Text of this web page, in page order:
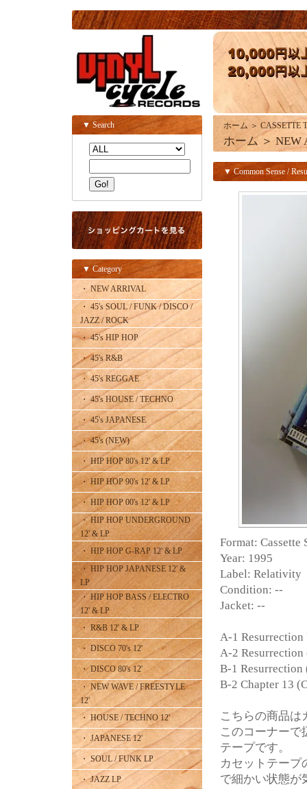
▼ Search
▼ Category
・ NEW ARRIVAL
・ 45's SOUL / FUNK / DISCO /
JAZZ / ROCK
・ 45's HIP HOP
・ 45's R&B
・ 45's REGGAE
・ 45's HOUSE / TECHNO
・ 45's JAPANESE
・ 45's (NEW)
・ HIP HOP 80's 12' & LP
・ HIP HOP 90's 12' & LP
・ HIP HOP 00's 12' & LP
・ HIP HOP UNDERGROUND
12' & LP
・ HIP HOP G-RAP 12' & LP
・ HIP HOP JAPANESE 12' &
LP
・ HIP HOP BASS / ELECTRO
12' & LP
・ R&B 12' & LP
・ DISCO 70's 12'
・ DISCO 80's 12'
・ NEW WAVE / FREESTYLE
12'
・ HOUSE / TECHNO 12'
・ JAPANESE 12'
・ SOUL / FUNK LP
・ JAZZ LP
ホーム ＞ CASSETTE
ホーム ＞ NEW
▼ Common Sense /
Format: Cassette
Year: 1995
Label: Relativity
Condition: --
Jacket: --
A-1
A-2
B-1
B-2 Chapter 13
こちらの商品は
このコーナーで
テープです。
カセットテープ
で細かい状態が